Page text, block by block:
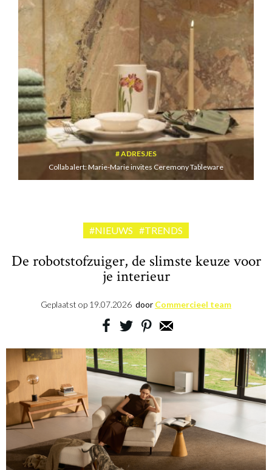
ADRESJES
Collab alert: Marie-Marie invites Ceremony Tableware
#NIEUWS #TRENDS
De robotstofzuiger, de slimste keuze voor
je interieur
Geplaatst op 19.07.2026 door Commercieel team